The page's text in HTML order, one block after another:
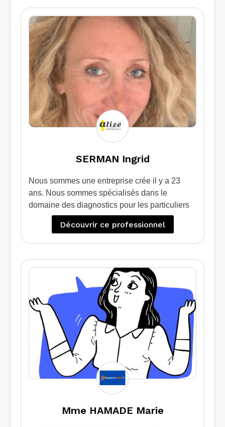
SERMAN Ingrid
Nous sommes une entreprise crée il y a 23
ans. Nous sommes spécialisés dans le
domaine des diagnostics pour les particuliers
qui souhaitent vendre / louer leur bien.
Egalement nous apportons une expertise et un
énergétique projeté.
Nous intervenons également sur des sites
professionnels et industriels
Découvrir ce professionnel
Mme HAMADE Marie